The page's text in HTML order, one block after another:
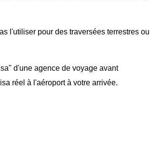
l'utiliser pour des traversées terrestres ou
d'une agence de voyage avant
réel à l'aéroport à votre arrivée.